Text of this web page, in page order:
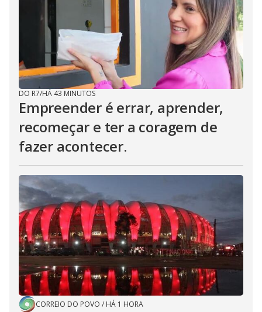
DO R7/HÁ 43 MINUTOS
Empreender é errar, aprender,
recomeçar e ter a coragem de
fazer acontecer.
CORREIO DO POVO / HÁ 1 HORA